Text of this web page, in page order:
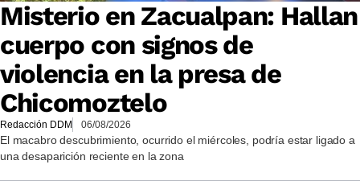
Misterio en Zacualpan: Hallan
cuerpo con signos de
violencia en la presa de
Chicomoztelo
Redacción DDM 06/08/2026
El macabro descubrimiento, ocurrido el miércoles, podría estar ligado a
una desaparición reciente en la zona